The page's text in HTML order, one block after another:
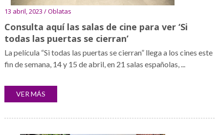
13 abril, 2023 / Oblatas
Consulta aquí las salas de cine para ver ‘Si
todas las puertas se cierran’
La película “Si todas las puertas se cierran” llega a los cines este
fin de semana, 14 y 15 de abril, en 21 salas españolas, ...
VER MÁS